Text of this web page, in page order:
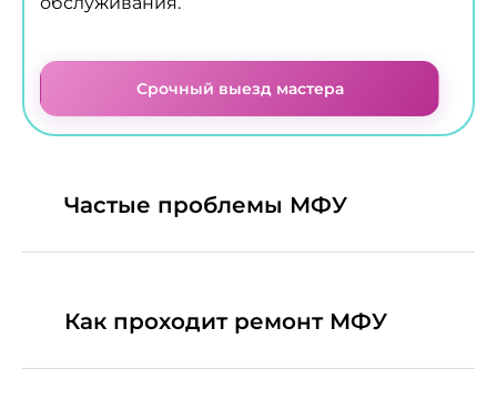
Срочный выезд мастера
Частые проблемы МФУ
Как проходит ремонт МФУ